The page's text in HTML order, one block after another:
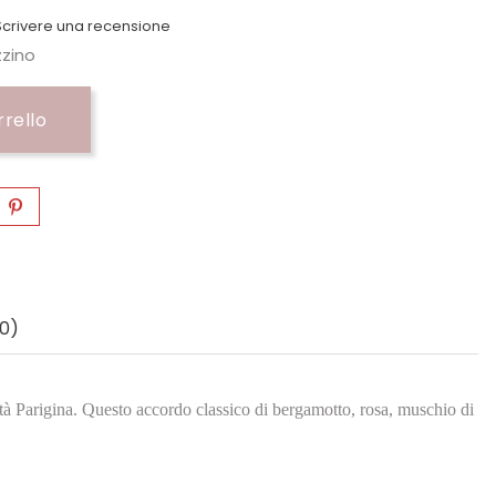
una recensione
Questo accordo classico di bergamotto, rosa, muschio di